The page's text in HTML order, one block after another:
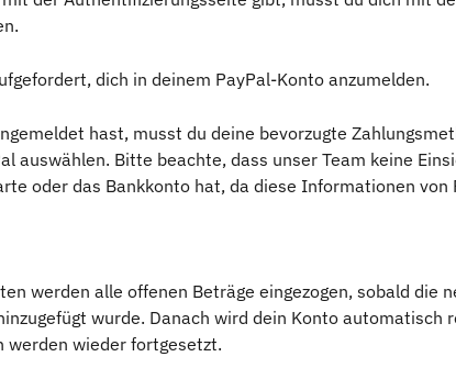
dich in deinem PayPal-Konto anzumelden.
hast, musst du deine bevorzugte
auswählen. Bitte beachte, dass unser Team keine
oder das Bankkonto hat, da diese Informationen von
werden alle offenen Beträge eingezogen, sobald die
wurde. Danach wird dein Konto automatisch
werden wieder fortgesetzt.